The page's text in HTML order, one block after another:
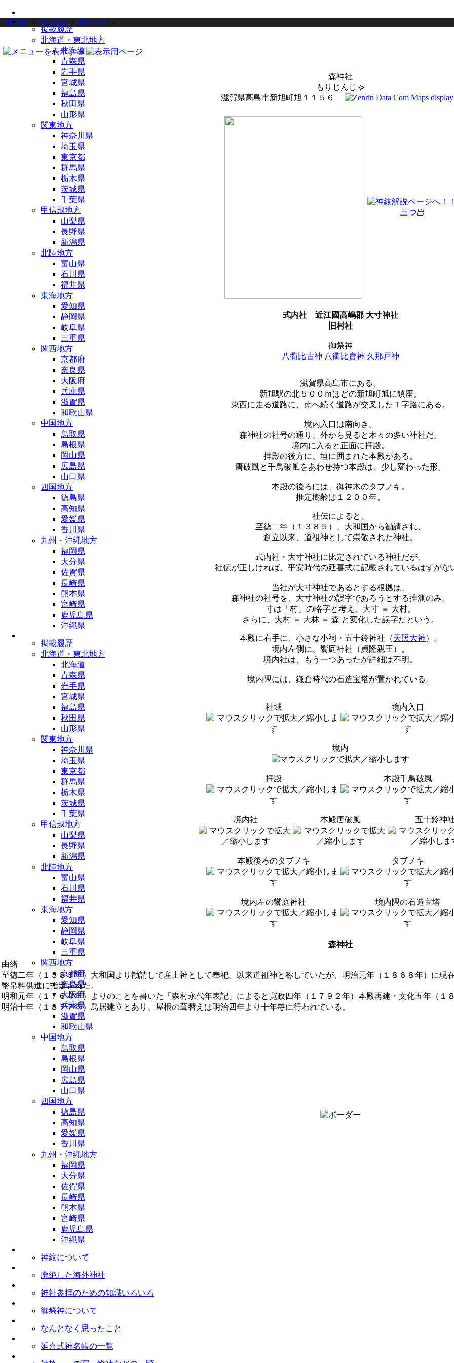
[HOME] [神社記憶] [関西地方]
森神社
もりじんじゃ
滋賀県高島市新旭町旭１１５６
三つ巴
式内社
近江國高嶋郡 大寸神社
旧村社
御祭神
八衢比古神 八衢比賣神 久那戸神
滋賀県高島市にある。
新旭駅の北５００ｍほどの新旭町旭に鎮座。
東西に走る道路に、南へ続く道路が交叉したＴ字路にある。
境内入口は南向き。
森神社の社号の通り、外から見ると木々の多い神社だ。
境内に入ると正面に拝殿。
拝殿の後方に、垣に囲まれた本殿がある。
唐破風と千鳥破風をあわせ持つ本殿は、少し変わった形。
本殿の後ろには、御神木のタブノキ。
推定樹齢は１２００年。
社伝によると、
至徳二年（１３８５）、大和国から勧請され、
創立以来、道祖神として崇敬された神社。
式内社・大寸神社に比定されている神社だが、
社伝が正しければ、平安時代の延喜式に記載されているはずがな
当社が大寸神社であるとする根拠は、
森神社の社号を、大寸神社の誤字であろうとする推測のみ。
寸は「村」の略字と考え、大寸 ＝ 大村。
さらに、大村 ＝ 大林 ＝ 森 と変化した誤字だという。
本殿に右手に、小さな小祠・五十鈴神社（天照大神）。
境内左側に、饗庭神社（貞隆親王）。
境内社は、もう一つあったが詳細は不明。
境内隅には、鎌倉時代の石造宝塔が置かれている。
社域 境内入口
境内
拝殿 本殿千鳥破風
境内社 本殿唐破風 五十鈴神
本殿後ろのタブノキ タブノキ
境内左の饗庭神社 境内隅の石造宝塔
森神社
由緒
至徳二年（１３８５年）大和国より勧請して産土神として奉祀。以来道祖神と称していたが、明治元年（１８６８年）に
幣帛料供進に指定された。
明和元年（１７６４年）よりのことを書いた「森村永代年表記」によると寛政四年（１７９２年）本殿再建・文化五年（
明治十年（１８７７年）鳥居建立とあり、屋根の葺替えは明治四年より十年毎に行われている。
掲載履歴
北海道・東北地方
北海道
青森県
岩手県
宮城県
福島県
秋田県
山形県
関東地方
神奈川県
埼玉県
東京都
群馬県
栃木県
茨城県
千葉県
甲信越地方
山梨県
長野県
新潟県
北陸地方
富山県
石川県
福井県
東海地方
愛知県
静岡県
岐阜県
三重県
関西地方
京都府
奈良県
大阪府
兵庫県
滋賀県
和歌山県
中国地方
鳥取県
島根県
岡山県
広島県
山口県
四国地方
徳島県
高知県
愛媛県
香川県
九州・沖縄地方
福岡県
大分県
佐賀県
長崎県
熊本県
宮崎県
鹿児島県
沖縄県
掲載履歴
北海道・東北地方
北海道
青森県
岩手県
宮城県
福島県
秋田県
山形県
関東地方
神奈川県
埼玉県
東京都
群馬県
栃木県
茨城県
千葉県
甲信越地方
山梨県
長野県
新潟県
北陸地方
富山県
石川県
福井県
東海地方
愛知県
静岡県
岐阜県
三重県
関西地方
京都府
奈良県
大阪府
兵庫県
滋賀県
和歌山県
中国地方
鳥取県
島根県
岡山県
広島県
山口県
四国地方
徳島県
高知県
愛媛県
香川県
九州・沖縄地方
福岡県
大分県
佐賀県
長崎県
熊本県
宮崎県
鹿児島県
沖縄県
神紋について
廃絶した海外神社
神社参拝のための知識いろいろ
御祭神について
なんとなく思ったこと
延喜式神名帳の一覧